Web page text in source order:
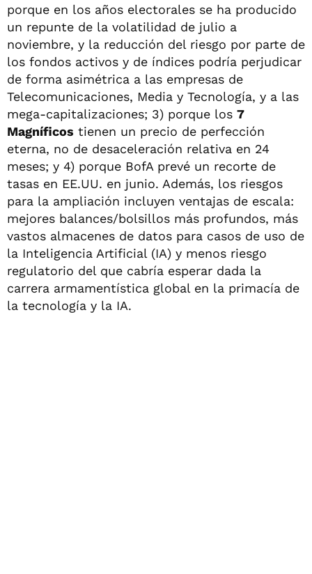
porque en los años electorales se ha producido
un repunte de la volatilidad de julio a
noviembre, y la reducción del riesgo por parte de
los fondos activos y de índices podría perjudicar
de forma asimétrica a las empresas de
Telecomunicaciones, Media y Tecnología, y a las
mega-capitalizaciones; 3) porque los 7
Magníficos tienen un precio de perfección
eterna, no de desaceleración relativa en 24
meses; y 4) porque BofA prevé un recorte de
tasas en EE.UU. en junio. Además, los riesgos
para la ampliación incluyen ventajas de escala:
mejores balances/bolsillos más profundos, más
vastos almacenes de datos para casos de uso de
la Inteligencia Artificial (IA) y menos riesgo
regulatorio del que cabría esperar dada la
carrera armamentística global en la primacía de
la tecnología y la IA.